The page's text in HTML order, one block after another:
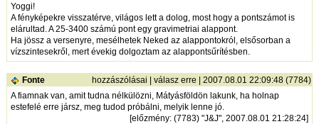
Yoggi!
A fényképekre visszatérve, világos lett a dolog, most hogy a pontszámot is
elárultad. A 25-3400 számú pont egy gravimetriai alappont.
Ha jössz a versenyre, mesélhetek Neked az alappontokról, elsősorban a
vízszintesekről, mert évekig dolgoztam az alappontsűrítésben.
Fonte hozzászólásai |válasz erre | 2007.08.01 22:09:48 (7784)
A fiamnak van, amit tudna nélkülözni, Mátyásföldön lakunk, ha holnap
estefelé erre jársz, meg tudod próbálni, melyik lenne jó.
[előzmény: (7783) "J&J", 2007.08.01 21:28:24]